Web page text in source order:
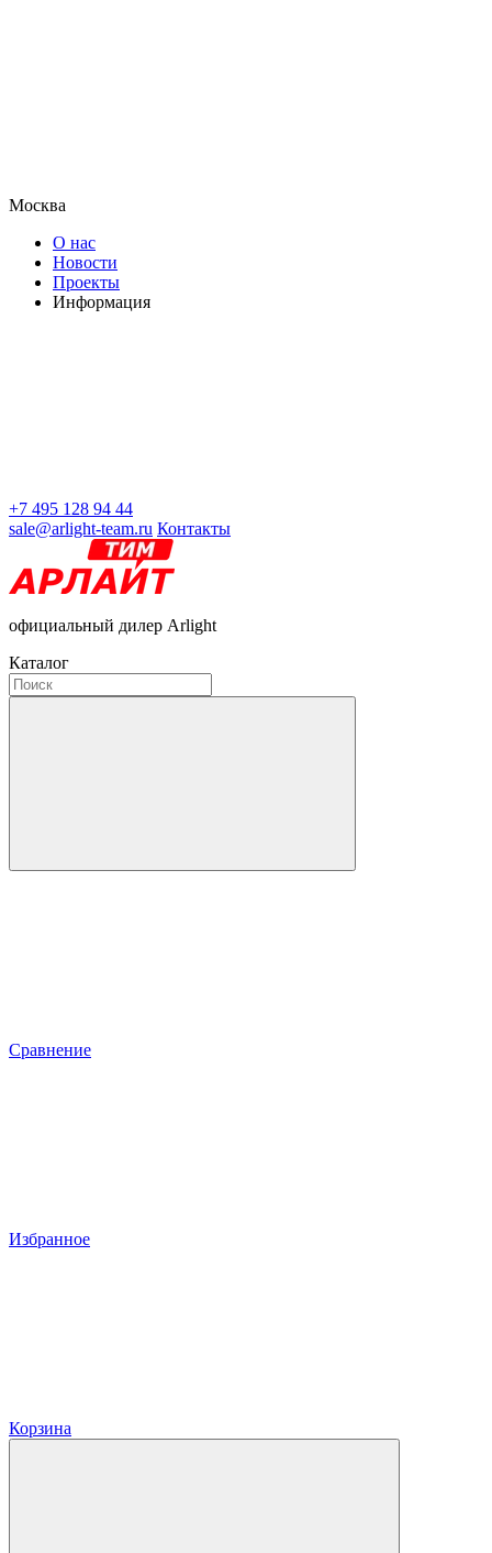
Москва
О нас
Новости
Проекты
Информация
+7 495 128 94 44
sale@arlight-team.ru Контакты
официальный дилер Arlight
Каталог
Сравнение
Избранное
Корзина